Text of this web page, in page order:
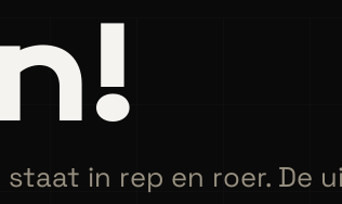
in rep en roer. De